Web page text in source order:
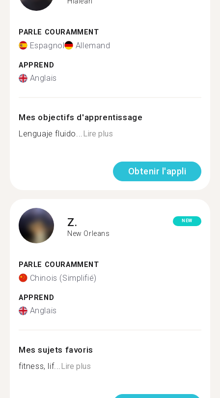
PARLE COURAMMENT
Espagnol Allemand
APPREND
Anglais
Mes objectifs d'apprentissage
Lenguaje fluido...Lire plus
Obtenir l'appli
Z.
New Orleans
NEW
PARLE COURAMMENT
Chinois (Simplifié)
APPREND
Anglais
Mes sujets favoris
fitness, lif...Lire plus